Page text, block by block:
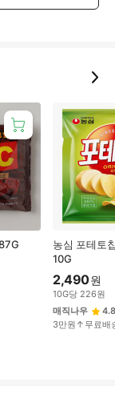
농심 포테토
10G
2,490원
10G당 226원
매직나우
4.8
3만원↑무료배